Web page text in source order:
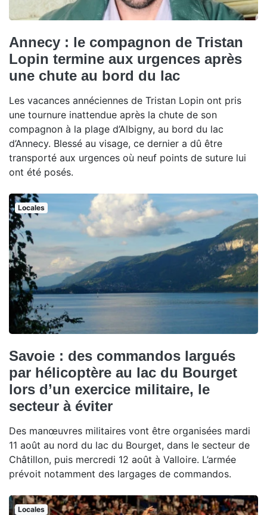
Annecy : le compagnon de Tristan
Lopin termine aux urgences après
une chute au bord du lac
Les vacances annéciennes de Tristan Lopin ont pris
une tournure inattendue après la chute de son
compagnon à la plage d’Albigny, au bord du lac
d’Annecy. Blessé au visage, ce dernier a dû être
transporté aux urgences où neuf points de suture lui
ont été posés.
Locales
Savoie : des commandos largués
par hélicoptère au lac du Bourget
lors d’un exercice militaire, le
secteur à éviter
Des manœuvres militaires vont être organisées mardi
11 août au nord du lac du Bourget, dans le secteur de
Châtillon, puis mercredi 12 août à Valloire. L’armée
prévoit notamment des largages de commandos.
Locales